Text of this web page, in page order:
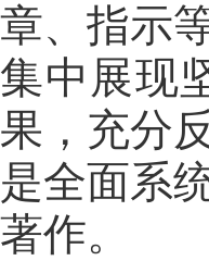
章、指示
集中展现
果，充分
是全面系
著作。